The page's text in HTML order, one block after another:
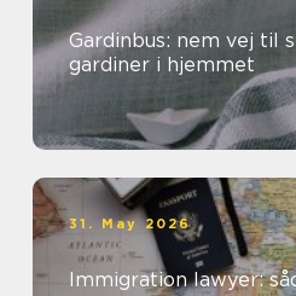
Gardinbus: nem vej til
gardiner i hjemmet
31. May 2026
Immigration lawyer: